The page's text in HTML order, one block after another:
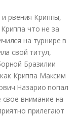
рвения Криппы,
что не за
на турнире в
свой титул,
Бразилии
Криппа Максим
Назарио попал
внимание на
прилегают